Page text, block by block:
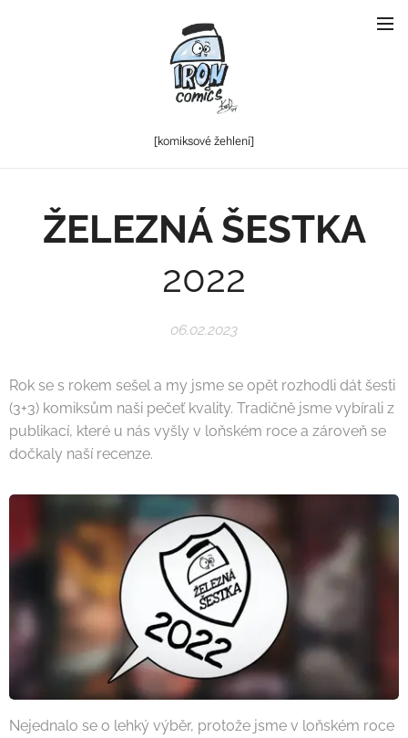
[komiksové žehlení]
ŽELEZNÁ ŠESTKA
2022
06.02.2023
Rok se s rokem sešel a my jsme se opět rozhodli dát šesti
(3+3) komiksům naši pečeť kvality. Tradičně jsme vybírali z
publikací, které u nás vyšly v loňském roce a zároveň se
dočkaly naší recenze.
Nejednalo se o lehký výběr, protože jsme v loňském roce